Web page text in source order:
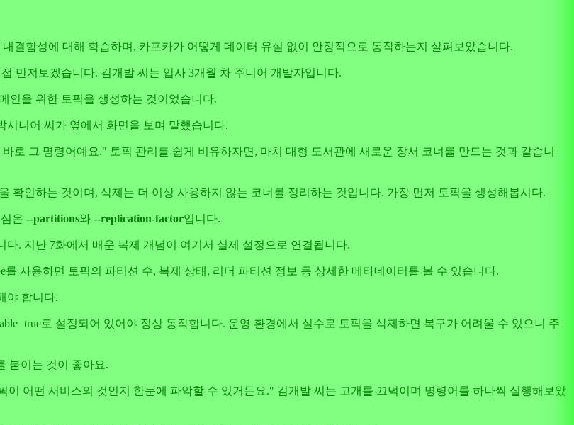
결함성에 대해 학습하며, 카프카가 어떻게 데이터 유실 없이 안정적으로 동작하는지 살펴보았습니다.
만져보겠습니다. 김개발 씨는 입사 3개월 차 주니어 개발자입니다.
인을 위한 토픽을 생성하는 것이었습니다.
니어 씨가 옆에서 화면을 보며 말했습니다.
로 그 명령어예요." 토픽 관리를 쉽게 비유하자면, 마치 대형 도서관에 새로운 장서 코너를 만드는 것과 같습니
확인하는 것이며, 삭제는 더 이상 사용하지 않는 코너를 정리하는 것입니다. 가장 먼저 토픽을 생성해봅시다.
은 --partitions와 --replication-factor입니다.
. 지난 7화에서 배운 복제 개념이 여기서 실제 설정으로 연결됩니다.
사용하면 토픽의 파티션 수, 복제 상태, 리더 파티션 정보 등 상세한 메타데이터를 볼 수 있습니다.
야 합니다.
로 설정되어 있어야 정상 동작합니다. 운영 환경에서 실수로 토픽을 삭제하면 복구가 어려울 수 있으니 주
붙이는 것이 좋아요.
이 어떤 서비스의 것인지 한눈에 파악할 수 있거든요." 김개발 씨는 고개를 끄덕이며 명령어를 하나씩 실행해보았